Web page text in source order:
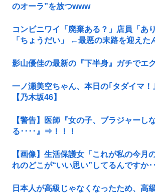
のオーラ”を放つwww
コンビニワイ「廃棄ある？」店員「あ
「ちょうだい」 ←最悪の末路を迎えた
影山優佳の最新の『下半身』ガチでエ
一ノ瀬美空ちゃん、本日の｢タダイマ！
【乃木坂46】
【警告】医師『女の子、ブラジャーし
る････』⇒！！！
【画像】生活保護女「これが私の今月
れのどこが“いい思い”してるんですか･
日本人が高級じゃなくなったため、高